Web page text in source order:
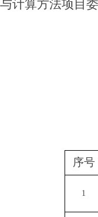
与计算方法项目
序号
1